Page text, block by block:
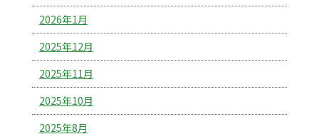
2026年1月
2025年12月
2025年11月
2025年10月
2025年8月